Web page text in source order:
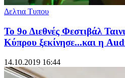
Δελτια Τυπου
Το 9ο Διεθνές Φεστιβάλ
Κύπρου ξεκίνησε...και η Audi
14.10.2019 16:44